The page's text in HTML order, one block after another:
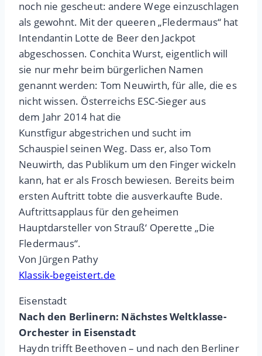
noch nie gescheut: andere Wege einzuschlagen
als gewohnt. Mit der queeren „Fledermaus“ hat
Intendantin Lotte de Beer den Jackpot
abgeschossen. Conchita Wurst, eigentlich will
sie nur mehr beim bürgerlichen Namen
genannt werden: Tom Neuwirth, für alle, die es
nicht wissen. Österreichs ESC-Sieger aus
dem Jahr 2014 hat die
Kunstfigur abgestrichen und sucht im
Schauspiel seinen Weg. Dass er, also Tom
Neuwirth, das Publikum um den Finger wickeln
kann, hat er als Frosch bewiesen. Bereits beim
ersten Auftritt tobte die ausverkaufte Bude.
Auftrittsapplaus für den geheimen
Hauptdarsteller von Strauß‘ Operette „Die
Fledermaus“.
Von Jürgen Pathy
Klassik-begeistert.de
Eisenstadt
Nach den Berlinern: Nächstes Weltklasse-
Orchester in Eisenstadt
Haydn trifft Beethoven – und nach den Berliner